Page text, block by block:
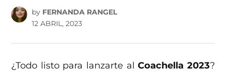
by FERNANDA RANGEL
12 ABRIL, 2023
¿Todo listo para lanzarte alCoachella 2023?